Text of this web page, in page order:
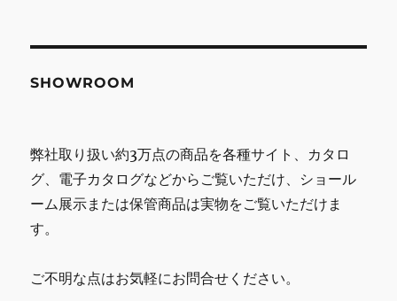
SHOWROOM
弊社取り扱い約3万点の商品を各種サイト、カタロ
グ、電子カタログなどからご覧いただけ、ショール
ーム展示または保管商品は実物をご覧いただけま
す。
ご不明な点はお気軽にお問合せください。